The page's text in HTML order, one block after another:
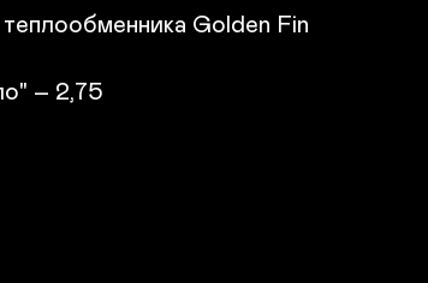
Golden Fin
– 2,75